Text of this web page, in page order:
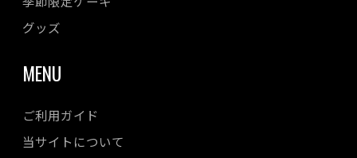
2023年02月
2022年12月
2022年10月
2022年08月
グッズ
MENU
ご利用ガイド
当サイトについて